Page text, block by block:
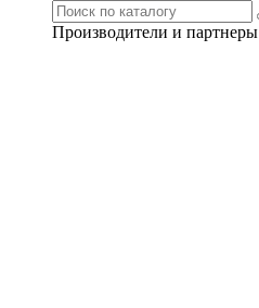
Производители и партнеры